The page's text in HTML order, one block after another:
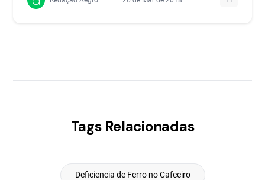
Tags Relacionadas
Deficiencia de Ferro no Cafeeiro